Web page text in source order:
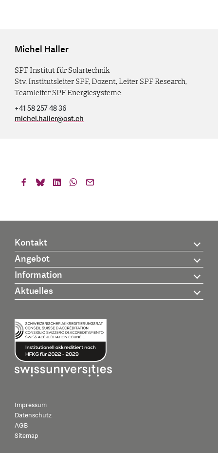
Michel Haller
SPF Institut für Solartechnik
Stv. Institutsleiter SPF, Dozent, Leiter SPF Research,
Teamleiter SPF Energiesysteme
+41 58 257 48 36
michel.haller@ost.ch
Kontakt
Angebot
Information
Aktuelles
Impressum
Datenschutz
AGB
Sitemap